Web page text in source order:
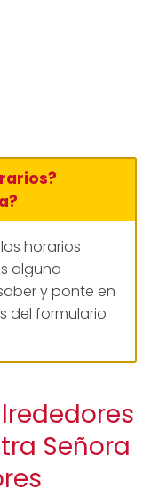
horarios
alguna
y ponte en
del formulario
Señora